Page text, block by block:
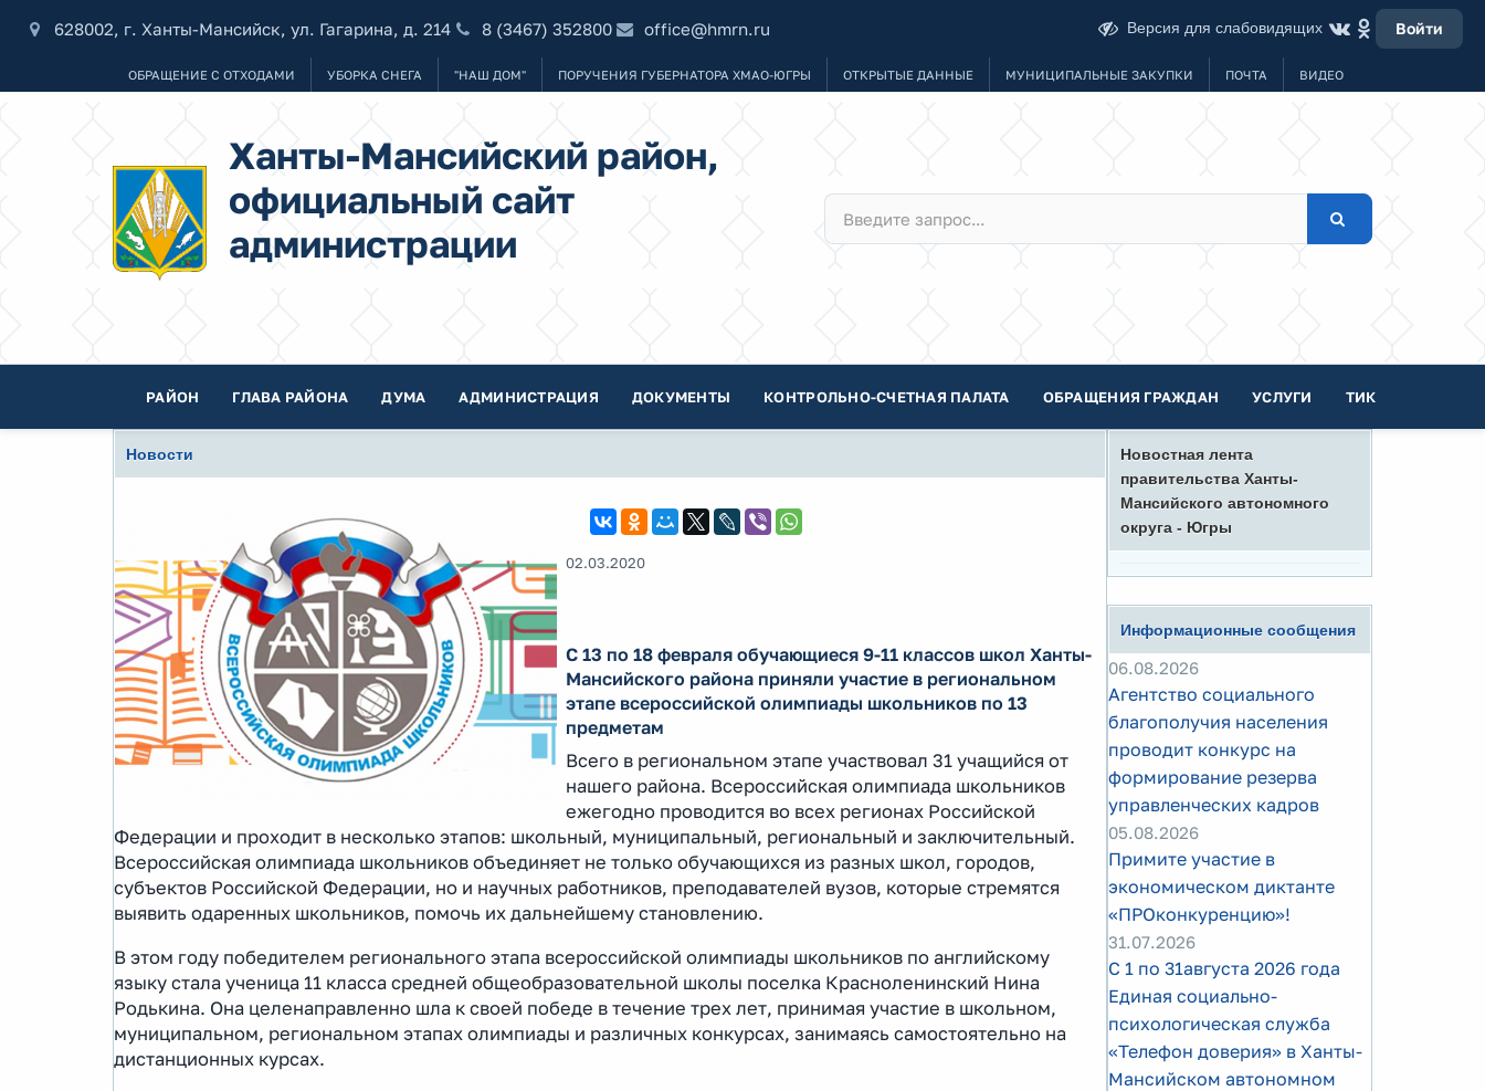
628002, г. Ханты-Мансийск, ул. Гагарина, д. 214 8 (3467) 352800 office@hmrn.ru Версия для слабовидящих Войти
ОБРАЩЕНИЕ С ОТХОДАМИ УБОРКА СНЕГА "НАШ ДОМ" ПОРУЧЕНИЯ ГУБЕРНАТОРА ХМАО-ЮГРЫ ОТКРЫТЫЕ ДАННЫЕ МУНИЦИПАЛЬНЫЕ ЗАКУПКИ ПОЧТА ВИДЕО
Ханты-Мансийский район,
официальный сайт
администрации
РАЙОН ГЛАВА РАЙОНА ДУМА АДМИНИСТРАЦИЯ ДОКУМЕНТЫ КОНТРОЛЬНО-СЧЕТНАЯ ПАЛАТА ОБРАЩЕНИЯ ГРАЖДАН УСЛУГИ ТИК
Новости
02.03.2020
С 13 по 18 февраля обучающиеся 9-11 классов школ Ханты-
Мансийского района приняли участие в региональном
этапе всероссийской олимпиады школьников по 13
предметам
Всего в региональном этапе участвовал 31 учащийся от
нашего района. Всероссийская олимпиада школьников
ежегодно проводится во всех регионах Российской
Федерации и проходит в несколько этапов: школьный, муниципальный, региональный и заключительный.
Всероссийская олимпиада школьников объединяет не только обучающихся из разных школ, городов,
субъектов Российской Федерации, но и научных работников, преподавателей вузов, которые стремятся
выявить одаренных школьников, помочь их дальнейшему становлению.
В этом году победителем регионального этапа всероссийской олимпиады школьников по английскому
языку стала ученица 11 класса средней общеобразовательной школы поселка Красноленинский Нина
Родькина. Она целенаправленно шла к своей победе в течение трех лет, принимая участие в школьном,
муниципальном, региональном этапах олимпиады и различных конкурсах, занимаясь самостоятельно на
дистанционных курсах.
Новостная лента
правительства Ханты-
Мансийского автономного
округа - Югры
Информационные сообщения
06.08.2026
Агентство социального
благополучия населения
проводит конкурс на
формирование резерва
управленческих кадров
05.08.2026
Примите участие в
экономическом диктанте
«ПРОконкуренцию»!
31.07.2026
С 1 по 31августа 2026 года
Единая социально-
психологическая служба
«Телефон доверия» в Ханты-
Мансийском автономном